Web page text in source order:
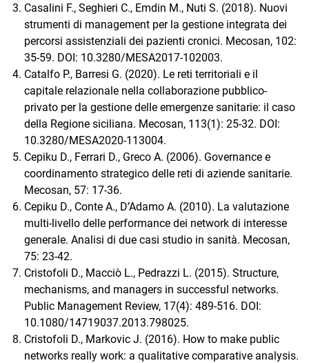
Casalini F., Seghieri C., Emdin M., Nuti S. (2018). Nuovi
strumenti di management per la gestione integrata dei
percorsi assistenziali dei pazienti cronici. Mecosan, 102:
35-59. DOI: 10.3280/MESA2017-102003.
Catalfo P., Barresi G. (2020). Le reti territoriali e il
capitale relazionale nella collaborazione pubblico-
privato per la gestione delle emergenze sanitarie: il caso
della Regione siciliana. Mecosan, 113(1): 25-32. DOI:
10.3280/MESA2020-113004.
Cepiku D., Ferrari D., Greco A. (2006). Governance e
coordinamento strategico delle reti di aziende sanitarie.
Mecosan, 57: 17-36.
Cepiku D., Conte A., D’Adamo A. (2010). La valutazione
multi-livello delle performance dei network di interesse
generale. Analisi di due casi studio in sanità. Mecosan,
75: 23-42.
Cristofoli D., Macciò L., Pedrazzi L. (2015). Structure,
mechanisms, and managers in successful networks.
Public Management Review, 17(4): 489-516. DOI:
10.1080/14719037.2013.798025.
Cristofoli D., Markovic J. (2016). How to make public
networks really work: a qualitative comparative analysis.